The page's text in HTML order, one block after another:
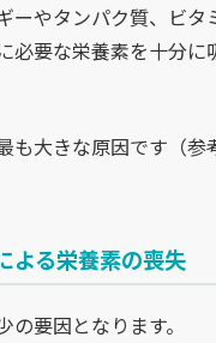
ーやタンパク質、ビタ
必要な栄養素を十分に
も大きな原因です（参
よる栄養素の喪失
要因となります。